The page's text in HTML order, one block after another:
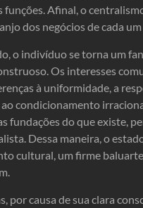
funções. Afinal, o
dos negócios de cada
o indivíduo se torna um
Os interesses
à uniformidade, a
condicionamento
fundações do que existe,
Dessa maneira, o
cultural, um firme
por causa de sua clara